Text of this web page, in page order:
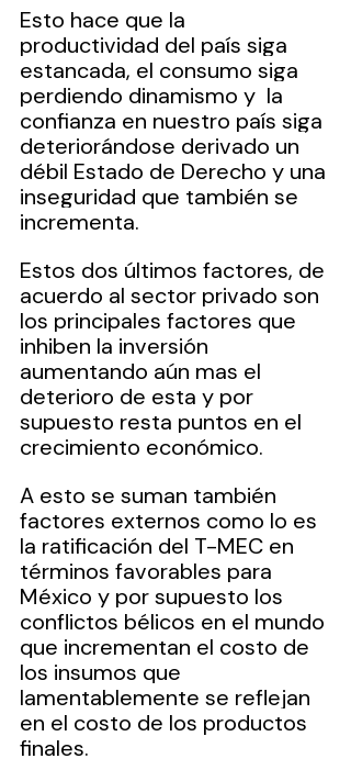
Esto hace que la
productividad del país siga
estancada, el consumo siga
perdiendo dinamismo y  la
confianza en nuestro país siga
deteriorándose derivado un
débil Estado de Derecho y una
inseguridad que también se
incrementa.
Estos dos últimos factores, de
acuerdo al sector privado son
los principales factores que
inhiben la inversión
aumentando aún mas el
deterioro de esta y por
supuesto resta puntos en el
crecimiento económico.
A esto se suman también
factores externos como lo es
la ratificación del T-MEC en
términos favorables para
México y por supuesto los
conflictos bélicos en el mundo
que incrementan el costo de
los insumos que
lamentablemente se reflejan
en el costo de los productos
finales.